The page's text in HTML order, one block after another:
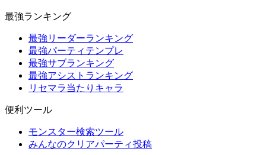
最強ランキング
最強リーダーランキング
最強パーティテンプレ
最強サブランキング
最強アシストランキング
リセマラ当たりキャラ
便利ツール
モンスター検索ツール
みんなのクリアパーティ投稿